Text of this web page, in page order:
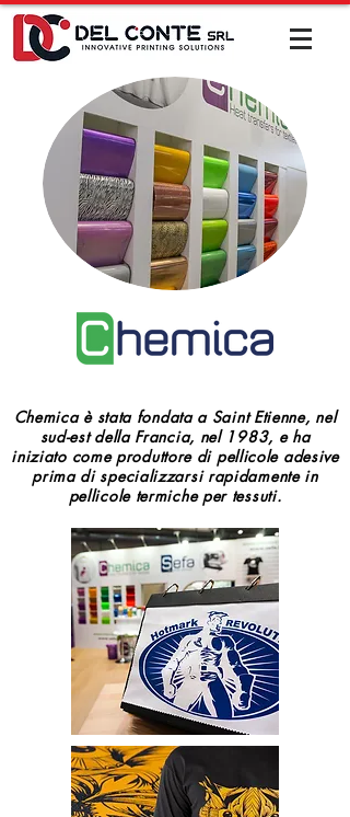
Chemica è stata fondata a Saint Etienne, nel
sud-est della Francia, nel 1983, e ha
iniziato come produttore di pellicole adesive
prima di specializzarsi rapidamente in
pellicole termiche per tessuti.